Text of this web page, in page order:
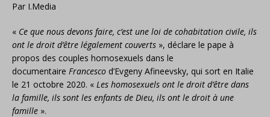
Par I.Media
« Ce que nous devons faire, c’est une loi de cohabitation civile, ils
ont le droit d’être légalement couverts », déclare le pape à
propos des couples homosexuels dans le
documentaire Francesco d’Evgeny Afineevsky, qui sort en Italie
le 21 octobre 2020. « Les homosexuels ont le droit d’être dans
la famille, ils sont les enfants de Dieu, ils ont le droit à une
famille ».